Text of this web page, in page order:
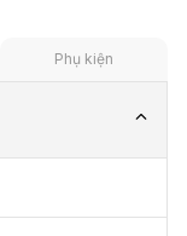
Phụ kiện